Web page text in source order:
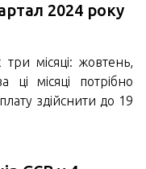
2024 року
місяці: жовтень,
ці місяці потрібно
здійснити до 19